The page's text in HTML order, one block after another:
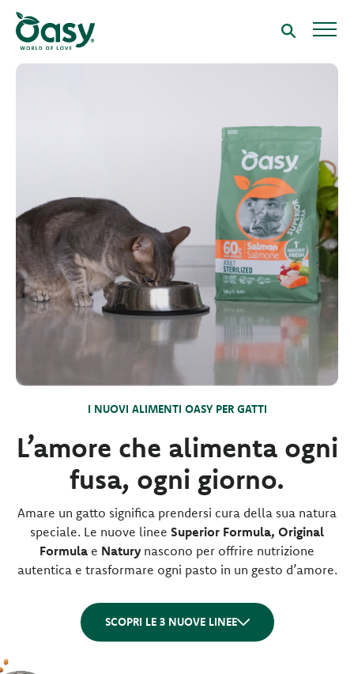
I NUOVI ALIMENTI OASY PER GATTI
L’amore che alimenta ogni
fusa, ogni giorno.
Amare un gatto significa prendersi cura della sua natura
speciale. Le nuove linee Superior Formula, Original
Formula e Natury nascono per offrire nutrizione
autentica e trasformare ogni pasto in un gesto d’amore.
SCOPRI LE 3 NUOVE LINEE